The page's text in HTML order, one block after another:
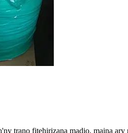
trano fitehirizana madio, maina